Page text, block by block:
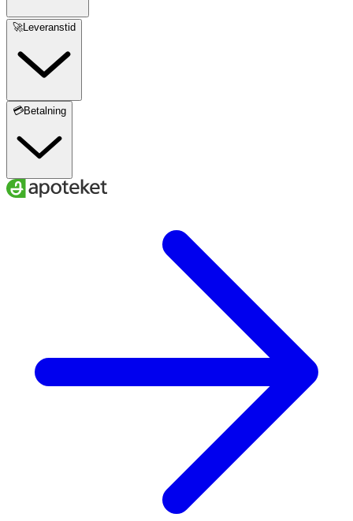
🚀Leveranstid
💳Betalning